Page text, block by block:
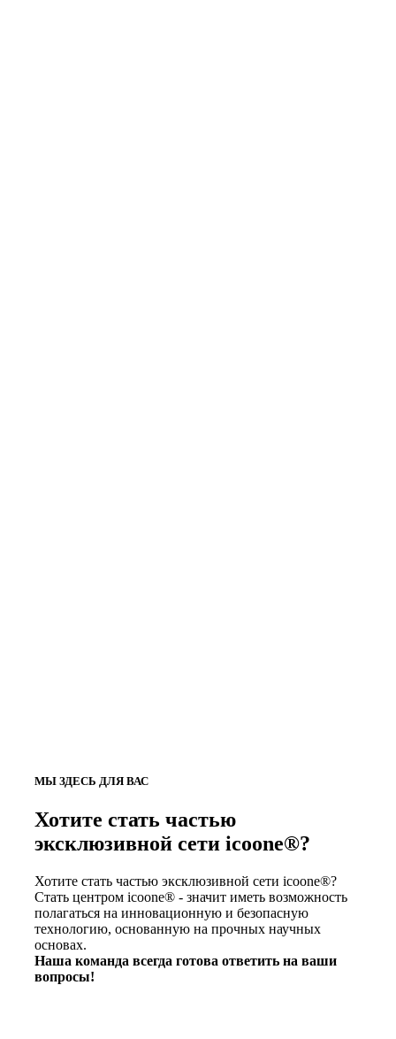
МЫ ЗДЕСЬ ДЛЯ ВАС
Хотите стать частью
эксклюзивной сети icoone®?
Хотите стать частью эксклюзивной сети icoone®?
Стать центром icoone® - значит иметь возможность
полагаться на инновационную и безопасную
технологию, основанную на прочных научных
основах.
Наша команда всегда готова ответить на ваши
вопросы!